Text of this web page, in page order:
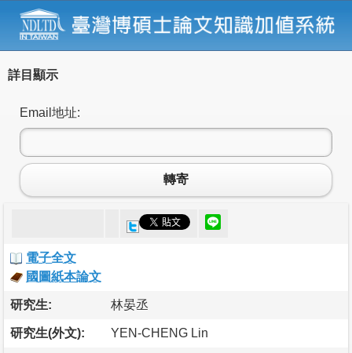
詳目顯示
Email地址:
轉寄
電子全文
國圖紙本論文
研究生: 林晏丞
研究生(外文): YEN-CHENG Lin